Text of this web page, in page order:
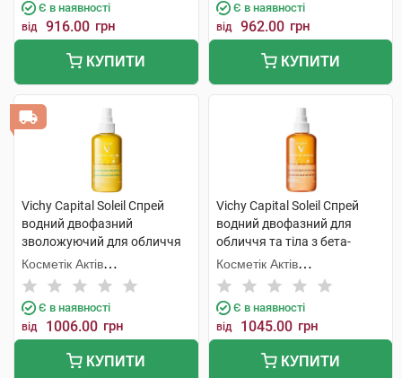
Є в наявності
від 916.00 грн
КУПИТИ
Є в наявності
від 962.00 грн
КУПИТИ
Vichy Capital Soleil Спрей
водний двофазний
зволожуючий для обличчя
та тіла з гіалуроновою
кислотою SPF50 200 мл 1
флакон
Косметік Актів
Інтернаціональ
Є в наявності
від 1006.00 грн
КУПИТИ
Vichy Capital Soleil Спрей
водний двофазний для
обличчя та тіла з бета-
каротином, що посилює
засмагу SPF50 200 мл 1
флакон
Косметік Актів
Інтернаціональ
Є в наявності
від 1045.00 грн
КУПИТИ